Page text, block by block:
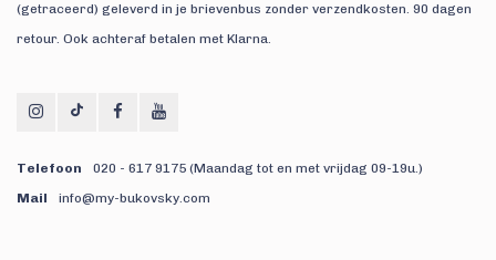
(getraceerd) geleverd in je brievenbus zonder verzendkosten. 90 dagen
retour. Ook achteraf betalen met Klarna.
Telefoon
020 - 617 9175 (Maandag tot en met vrijdag 09-19u.)
Mail
info@my-bukovsky.com